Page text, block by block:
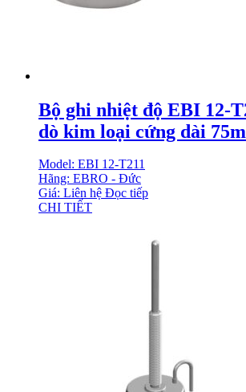
Bộ ghi nhiệt độ EBI 12-
dò kim loại cứng dài
Model: EBI 12-T211
Hãng: EBRO - Đức
Giá: Liên hệ Đọc tiếp
CHI TIẾT